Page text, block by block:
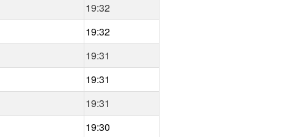
19:32
19:32
19:31
19:31
19:31
19:30